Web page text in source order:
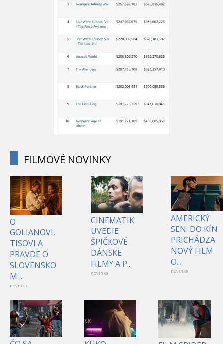
FILMOVÉ NOVINKY
O
GOLIANOVI,
TISOVI A
PRAVDE O
SLOVENSKO
M ...
novinka
CINEMATIK
UVEDIE
ŠPIČKOVÉ
DÁNSKE
FILMY A P...
novinka
AMERICKÝ
SEN: DO KÍN
PRICHÁDZA
NOVÝ FILM
O...
novinka